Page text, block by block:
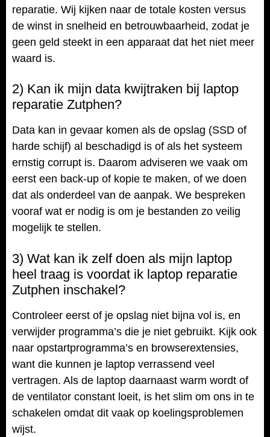
reparatie. Wij kijken naar de totale kosten versus
de winst in snelheid en betrouwbaarheid, zodat je
geen geld steekt in een apparaat dat het niet meer
waard is.
2) Kan ik mijn data kwijtraken bij laptop
reparatie Zutphen?
Data kan in gevaar komen als de opslag (SSD of
harde schijf) al beschadigd is of als het systeem
ernstig corrupt is. Daarom adviseren we vaak om
eerst een back-up of kopie te maken, of we doen
dat als onderdeel van de aanpak. We bespreken
vooraf wat er nodig is om je bestanden zo veilig
mogelijk te stellen.
3) Wat kan ik zelf doen als mijn laptop
heel traag is voordat ik laptop reparatie
Zutphen inschakel?
Controleer eerst of je opslag niet bijna vol is, en
verwijder programma’s die je niet gebruikt. Kijk ook
naar opstartprogramma’s en browserextensies,
want die kunnen je laptop verrassend veel
vertragen. Als de laptop daarnaast warm wordt of
de ventilator constant loeit, is het slim om ons in te
schakelen omdat dit vaak op koelingsproblemen
wijst.